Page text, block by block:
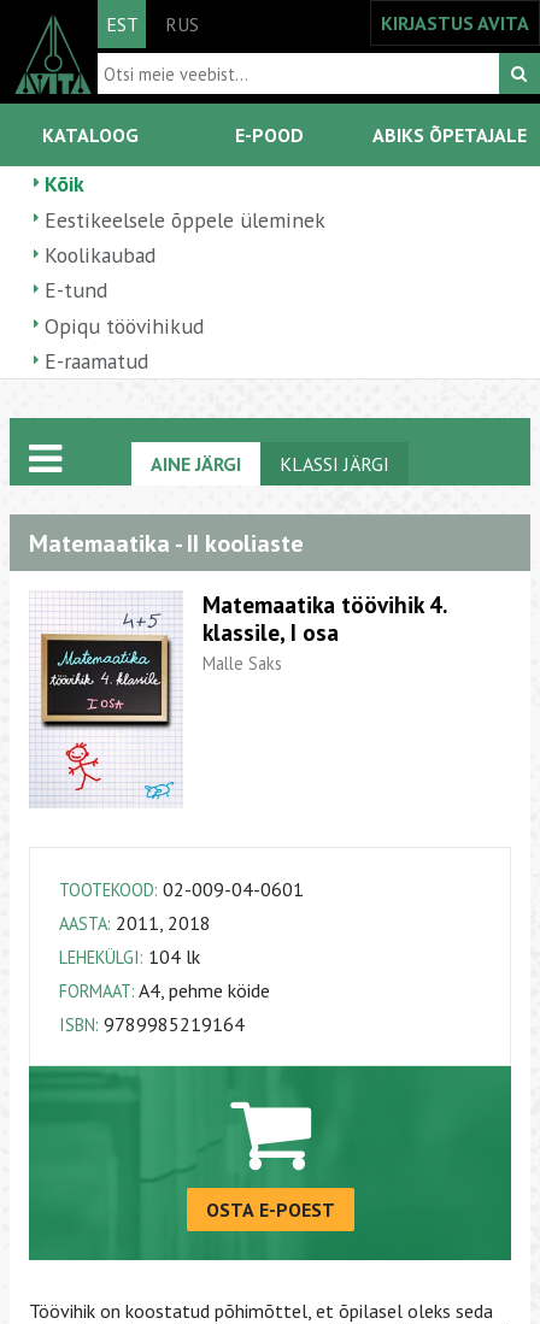
EST RUS KIRJASTUS AVITA
KATALOOG E-POOD ABIKS ÕPETAJALE
Kõik
Eestikeelsele õppele üleminek
Koolikaubad
E-tund
Opiqu töövihikud
E-raamatud
AINE JÄRGI KLASSI JÄRGI
Matemaatika - II kooliaste
Matemaatika töövihik 4.
klassile, I osa
Malle Saks
TOOTEKOOD: 02-009-04-0601
AASTA: 2011, 2018
LEHEKÜLGI: 104 lk
FORMAAT: A4, pehme köide
ISBN: 9789985219164
OSTA E-POEST
Töövihik on koostatud põhimõttel, et õpilasel oleks seda